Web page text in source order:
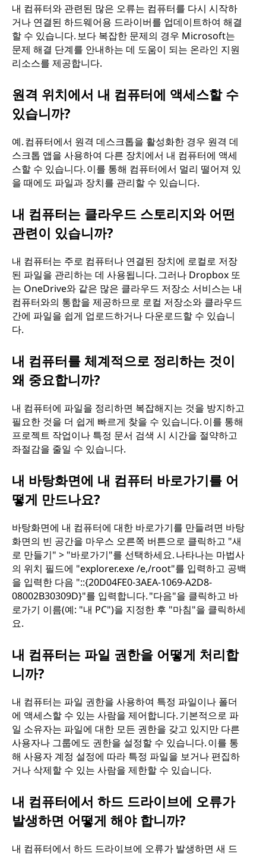
내 컴퓨터와 관련된 많은 오류는 컴퓨터를 다시 시작하
거나 연결된 하드웨어용 드라이버를 업데이트하여 해결
할 수 있습니다. 보다 복잡한 문제의 경우 Microsoft는
문제 해결 단계를 안내하는 데 도움이 되는 온라인 지원
리소스를 제공합니다.
원격 위치에서 내 컴퓨터에 액세스할 수
있습니까?
예. 컴퓨터에서 원격 데스크톱을 활성화한 경우 원격 데
스크톱 앱을 사용하여 다른 장치에서 내 컴퓨터에 액세
스할 수 있습니다. 이를 통해 컴퓨터에서 멀리 떨어져 있
을 때에도 파일과 장치를 관리할 수 있습니다.
내 컴퓨터는 클라우드 스토리지와 어떤
관련이 있습니까?
내 컴퓨터는 주로 컴퓨터나 연결된 장치에 로컬로 저장
된 파일을 관리하는 데 사용됩니다. 그러나 Dropbox 또
는 OneDrive와 같은 많은 클라우드 저장소 서비스는 내
컴퓨터와의 통합을 제공하므로 로컬 저장소와 클라우드
간에 파일을 쉽게 업로드하거나 다운로드할 수 있습니
다.
내 컴퓨터를 체계적으로 정리하는 것이
왜 중요합니까?
내 컴퓨터에 파일을 정리하면 복잡해지는 것을 방지하고
필요한 것을 더 쉽게 빠르게 찾을 수 있습니다. 이를 통해
프로젝트 작업이나 특정 문서 검색 시 시간을 절약하고
좌절감을 줄일 수 있습니다.
내 바탕화면에 내 컴퓨터 바로가기를 어
떻게 만드나요?
바탕화면에 내 컴퓨터에 대한 바로가기를 만들려면 바탕
화면의 빈 공간을 마우스 오른쪽 버튼으로 클릭하고 "새
로 만들기" > "바로가기"를 선택하세요. 나타나는 마법사
의 위치 필드에 "explorer.exe /e,/root"를 입력하고 공백
을 입력한 다음 "::{20D04FE0-3AEA-1069-A2D8-
08002B30309D}"를 입력합니다. "다음"을 클릭하고 바
로가기 이름(예: "내 PC")을 지정한 후 "마침"을 클릭하세
요.
내 컴퓨터는 파일 권한을 어떻게 처리합
니까?
내 컴퓨터는 파일 권한을 사용하여 특정 파일이나 폴더
에 액세스할 수 있는 사람을 제어합니다. 기본적으로 파
일 소유자는 파일에 대한 모든 권한을 갖고 있지만 다른
사용자나 그룹에도 권한을 설정할 수 있습니다. 이를 통
해 사용자 계정 설정에 따라 특정 파일을 보거나 편집하
거나 삭제할 수 있는 사람을 제한할 수 있습니다.
내 컴퓨터에서 하드 드라이브에 오류가
발생하면 어떻게 해야 합니까?
내 컴퓨터에서 하드 드라이브에 오류가 발생하면 새 드